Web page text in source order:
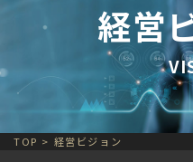
経営
TOP > 経営ビジョン